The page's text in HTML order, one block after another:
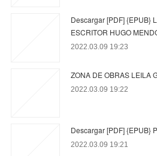
Descargar [PDF] {EPUB}
ESCRITOR HUGO
2022.03.09 19:23
ZONA DE OBRAS LEILA
2022.03.09 19:22
Descargar [PDF] {EPUB}
2022.03.09 19:21